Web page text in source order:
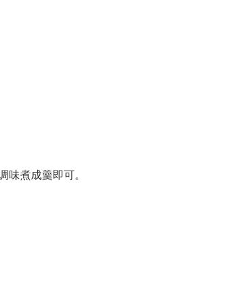
味煮成羹即可。